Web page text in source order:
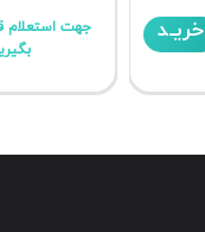
خریـد
جهت